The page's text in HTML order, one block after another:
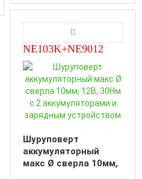
NE103K+NE9012
Шуруповерт
аккумуляторный
макс Ø сверла 10мм,